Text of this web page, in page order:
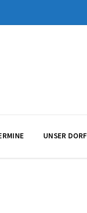
UNSER DORF